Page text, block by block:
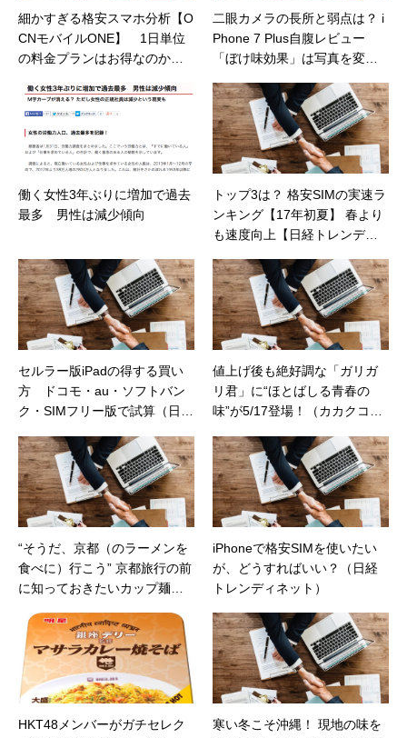
細かすぎる格安スマホ分析【O
CNモバイルONE】 1日単位
の料金プランはお得なのか他
ット）
二眼カメラの長所と弱点は？ i
Phone 7 Plus自腹レビュー
「ぼけ味効果」は写真を変え
ト】
働く女性3年ぶりに増加で過去
最多 男性は減少傾向
トップ3は？ 格安SIMの実速ラ
ンキング【17年初夏】 春より
も速度向上【日経トレンディ
セルラー版iPadの得する買い
方 ドコモ・au・ソフトバン
ク・SIMフリー版で試算（日経
値上げ後も絶好調な「ガリガ
リ君」に“ほとばしる青春の
味”が5/17登場！（カカクコム
“そうだ、京都（のラーメンを
食べに）行こう” 京都旅行の前
に知っておきたいカップ麺
iPhoneで格安SIMを使いたい
が、どうすればいい？（日経
トレンディネット）
HKT48メンバーがガチセレク
寒い冬こそ沖縄！ 現地の味を